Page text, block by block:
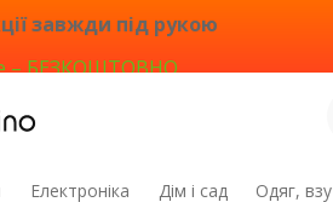
завжди під рукою
– БЕЗКОШТОВНО
Електроніка Дім і сад Одяг,